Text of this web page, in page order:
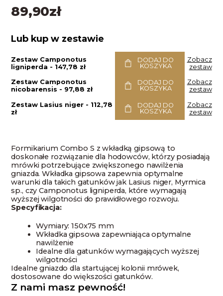
89,90zł
Lub kup w zestawie
Zestaw Camponotus
ligniperda - 147,78 zł
DODAJ DO
KOSZYKA
Zobacz
zestaw
Zestaw Camponotus
nicobarensis - 97,88 zł
DODAJ DO
KOSZYKA
Zobacz
zestaw
Zestaw Lasius niger - 112,78
zł
DODAJ DO
KOSZYKA
Zobacz
zestaw
Formikarium Combo S z wkładką gipsową to
doskonałe rozwiązanie dla hodowców, którzy posiadają
mrówki potrzebujące zwiększonego nawilżenia
gniazda. Wkładka gipsowa zapewnia optymalne
warunki dla takich gatunków jak Lasius niger, Myrmica
sp., czy Camponotus ligniperda, które wymagają
wyższej wilgotności do prawidłowego rozwoju.
Specyfikacja:
Wymiary: 150x75 mm
Wkładka gipsowa zapewniająca optymalne
nawilżenie
Idealne dla gatunków wymagających wyższej
wilgotności
Idealne gniazdo dla startującej kolonii mrówek,
dostosowane do większości gatunków.
Z nami masz pewność!